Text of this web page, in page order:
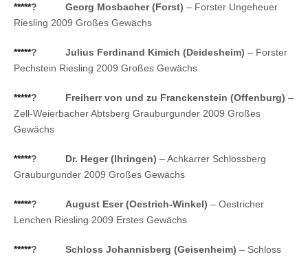
*****? Georg Mosbacher (Forst) – Forster Ungeheuer
Riesling 2009 Großes Gewächs
*****? Julius Ferdinand Kimich (Deidesheim) – Forster
Pechstein Riesling 2009 Großes Gewächs
*****? Freiherr von und zu Franckenstein (Offenburg) –
Zell-Weierbacher Abtsberg Grauburgunder 2009 Großes
Gewächs
*****? Dr. Heger (Ihringen) – Achkarrer Schlossberg
Grauburgunder 2009 Großes Gewächs
*****? August Eser (Oestrich-Winkel) – Oestricher
Lenchen Riesling 2009 Erstes Gewächs
*****? Schloss Johannisberg (Geisenheim) – Schloss